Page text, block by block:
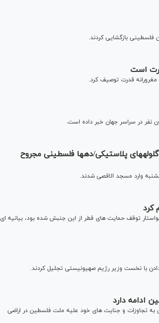
فلسطینی بازگشایی کردند.
است
یورش صهیونیست‎ها به مسجد الاقصی/استفاده اشغالگران از گلوله‎های پلاستیکی/ده‎ها فلسطینی مجروح
کرد
توقف حمایت های قطر از این جنبش شده بود، بیانیه ای
با نخست وزیر رژیم صهیونیستی تجلیل کردند.
تجاوزات و جنایت های خود علیه ملت فلسطین در اراضی